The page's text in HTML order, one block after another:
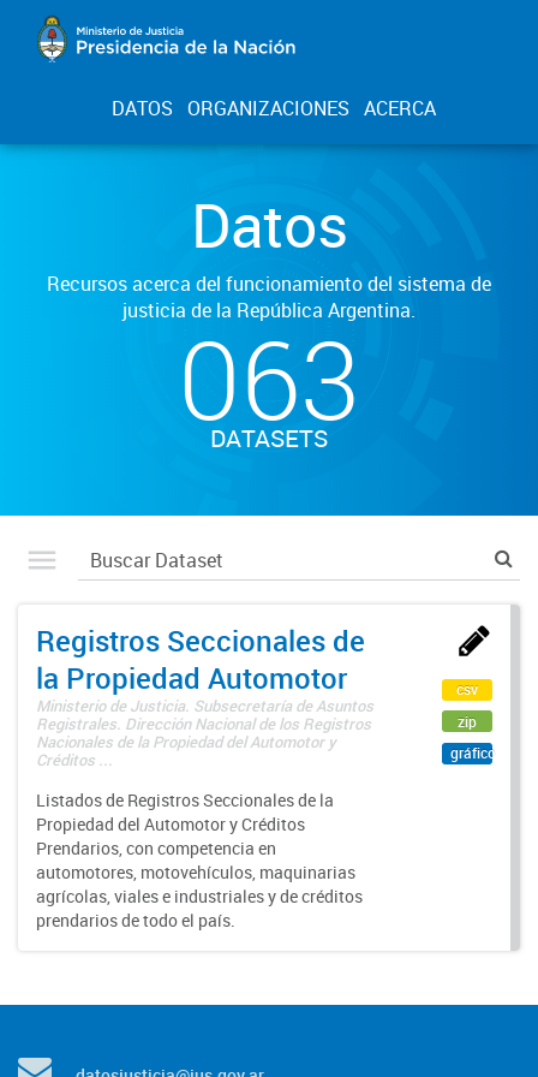
DATOS ORGANIZACIONES ACERCA
Datos
Recursos acerca del funcionamiento del sistema de
justicia de la República Argentina.
063
DATASETS
Registros Seccionales de
la Propiedad Automotor
Ministerio de Justicia. Subsecretaría de Asuntos
Registrales. Dirección Nacional de los Registros
Nacionales de la Propiedad del Automotor y
Créditos ...
Listados de Registros Seccionales de la
Propiedad del Automotor y Créditos
Prendarios, con competencia en
automotores, motovehículos, maquinarias
agrícolas, viales e industriales y de créditos
prendarios de todo el país.
csv
zip
gráfico